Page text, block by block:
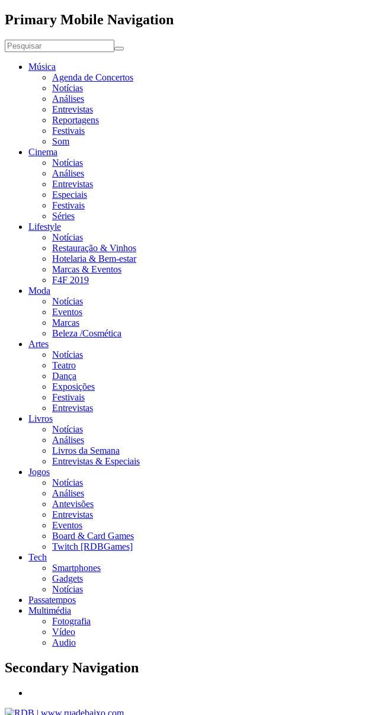
Primary Mobile Navigation
Música
Agenda de Concertos
Notícias
Análises
Entrevistas
Reportagens
Festivais
Som
Cinema
Notícias
Análises
Entrevistas
Especiais
Festivais
Séries
Lifestyle
Notícias
Restauração & Vinhos
Hotelaria & Bem-estar
Marcas & Eventos
F4F 2019
Moda
Notícias
Eventos
Marcas
Beleza /Cosmética
Artes
Notícias
Teatro
Dança
Exposições
Festivais
Entrevistas
Livros
Notícias
Análises
Livros da Semana
Entrevistas & Especiais
Jogos
Notícias
Análises
Antevisões
Entrevistas
Eventos
Board & Card Games
Twitch [RDBGames]
Tech
Smartphones
Gadgets
Notícias
Passatempos
Multimédia
Fotografia
Vídeo
Audio
Secondary Navigation